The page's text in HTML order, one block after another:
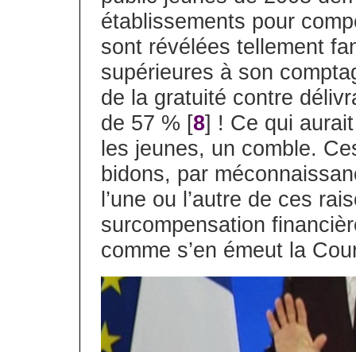
établissements pour
sont révélées tellement
supérieures à son
de la gratuité contre
de 57 % [8] ! Ce qui
les jeunes, un comble.
bidons, par
l’une ou l’autre de ces
surcompensation
comme s’en émeut la